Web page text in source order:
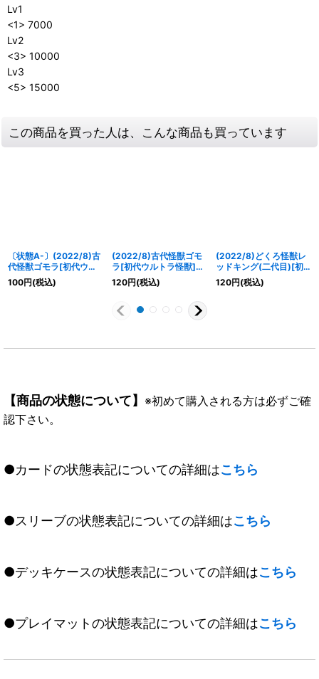
Lv1
<1> 7000
Lv2
<3> 10000
Lv3
<5> 15000
この商品を買った人は、こんな商品も買っています
〔状態A-〕(2022/8)古
代怪獣ゴモラ[初代ウル
トラ怪獣]【M】{CB22-
030}《緑》
100円(税込)
(2022/8)古代怪獣ゴモ
ラ[初代ウルトラ怪獣]
【M】{CB22-030}
《緑》
120円(税込)
(2022/8)どくろ怪獣レ
ッドキング(二代目)[初
代ウルトラ怪獣]【R】
{CB22-029}《緑》
120円(税込)
【商品の状態について】 ※初めて購入される方は必ずご確
認下さい。
●カードの状態表記についての詳細はこちら
●スリーブの状態表記についての詳細はこちら
●デッキケースの状態表記についての詳細はこちら
●プレイマットの状態表記についての詳細はこちら